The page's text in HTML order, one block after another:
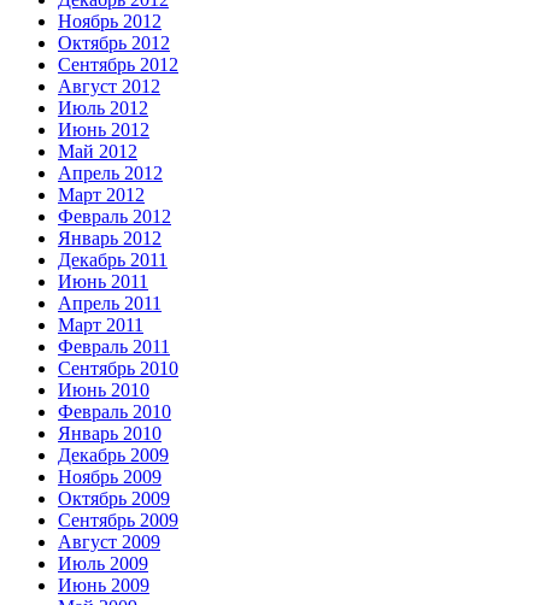
Ноябрь 2012
Октябрь 2012
Сентябрь 2012
Август 2012
Июль 2012
Июнь 2012
Май 2012
Апрель 2012
Март 2012
Февраль 2012
Январь 2012
Декабрь 2011
Июнь 2011
Апрель 2011
Март 2011
Февраль 2011
Сентябрь 2010
Июнь 2010
Февраль 2010
Январь 2010
Декабрь 2009
Ноябрь 2009
Октябрь 2009
Сентябрь 2009
Август 2009
Июль 2009
Июнь 2009